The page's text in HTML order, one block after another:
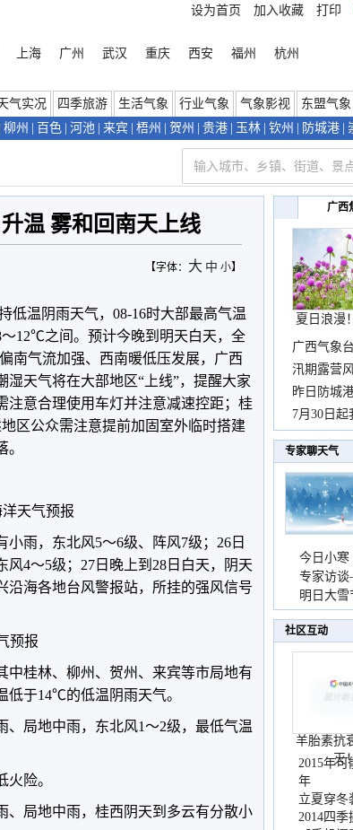
设为首页 加入收藏 打印
上海 广州 武汉 重庆 西安 福州 杭州
气实况 四季旅游 生活气象 行业气象 气象影视 东盟气象
柳州 百色 河池 来宾 梧州 贺州 贵港 玉林 钦州 防城港
温 雾和回南天上线
【字体： 大 中 小】
低温阴雨天气，08-16时大部最高气温
12℃之间。 预计今晚到明天白天，全
南气流加强、西南暖低压发展，广西
天气将在大部地区“上线”，提醒大家
意合理使用车灯并注意减速控距； 桂
区公众需注意提前加固室外临时搭建
天气预报
雨，东北风5～6级、阵风7级；26日
4～5级；27日晚上到28日白天，阴天
沿海各地台风警报站，所挂的强风信号
预报
中桂林、柳州、贺州、来宾等市局地有
低于14℃的低温阴雨天气。
局地中雨，东北风1～2级，最低气温
险。
、局地中雨，桂西阴天到多云有分散小
广西
夏日浪漫
秀山
广西气象
汛期露营
暴雨
昨日防城
秀山
7月30日起
专家聊天气
今日小寒
专家访
温低
明日大
天气
社区互动
羊胎素抗
灭
2015年
年
立夏穿冬
2014四